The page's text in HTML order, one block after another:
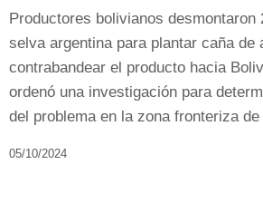
Productores bolivianos desmontaron
selva argentina para plantar caña de
contrabandear el producto hacia
ordenó una investigación para
del problema en la zona fronteriza de
05/10/2024